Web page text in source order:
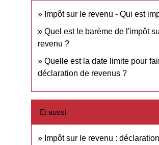
Impôt sur le revenu - Qui est
Quel est le barème de l'impôt
revenu ?
Quelle est la date limite pour
déclaration de revenus ?
Et aussi
Impôt sur le revenu :